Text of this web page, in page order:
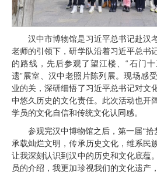
汉中市博物馆是习近平总书记赴汉
老师的引领下，研学队沿着习近平总书
的路线，先后参观了望江楼、“石门
遗”展室、汉中老照片陈列展。现场感
业的关，深研细悟了习近平总书记对文
中悠久历史的文化责任。此次活动也开
学员的文化自信和传统文化认同感。
参观完汉中博物馆之后，第一届“拾
承载灿烂文明，传承历史文化，维系民
让我深刻认识到汉中的历史和文化底蕴
员的介绍，我更加珍视我们的文化遗产